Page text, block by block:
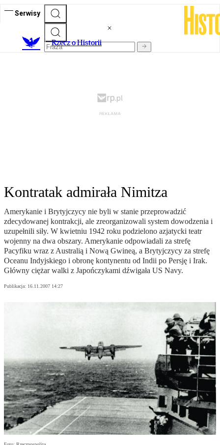
Serwisy
Rzecz o Historii
Kontratak admirała Nimitza
Amerykanie i Brytyjczycy nie byli w stanie przeprowadzić
zdecydowanej kontrakcji, ale zreorganizowali system dowodzenia i
uzupełnili siły. W kwietniu 1942 roku podzielono azjatycki teatr
wojenny na dwa obszary. Amerykanie odpowiadali za strefę
Pacyfiku wraz z Australią i Nową Gwineą, a Brytyjczycy za strefę
Oceanu Indyjskiego i obronę kontynentu od Indii po Persję i Irak.
Główny ciężar walki z Japończykami dźwigała US Navy.
Publikacja: 16.11.2007 14:27